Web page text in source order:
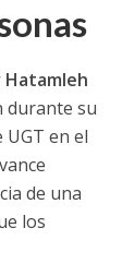
Hatamleh
durante su
en el
de una
los